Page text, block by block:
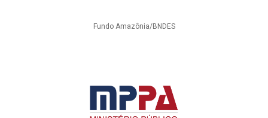
Fundo Amazônia/BNDES